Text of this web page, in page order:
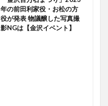
年の前田利家役・お松の方
役が発表 物議醸した写真撮
影NGは【金沢イベント】